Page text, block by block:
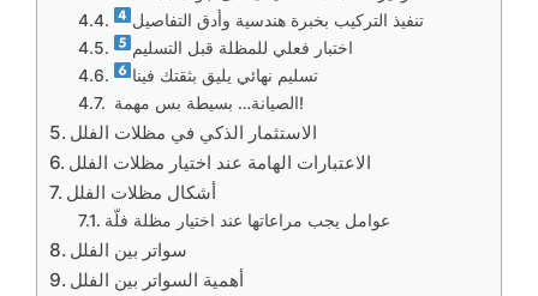
تنفيذ التركيب بخبرة هندسية وأدق التفاصيل
اختبار فعلي للمظلة قبل التسليم
تسليم نهائي يليق بثقتك فينا
الصيانة… بسيطة بس مهمة!
الاستثمار الذكي في مظلات الفلل
الاعتبارات الهامة عند اختيار مظلات الفلل
أشكال مظلات الفلل
عوامل يجب مراعاتها عند اختيار مظلة فلّة
سواتر بين الفلل
أهمية السواتر بين الفلل